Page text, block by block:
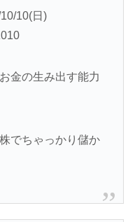
10(日)
金の生み出す能力
でちゃっかり儲か